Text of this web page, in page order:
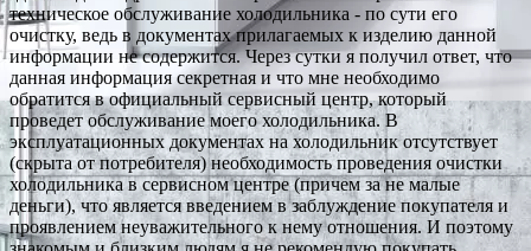
техническое обслуживание холодильника - по сути его
очистку, ведь в документах прилагаемых к изделию данной
информации не содержится. Через сутки я получил ответ, что
данная информация секретная и что мне необходимо
обратится в официальный сервисный центр, который
проведет обслуживание моего холодильника. В
эксплуатационных документах на холодильник отсутствует
(скрыта от потребителя) необходимость проведения очистки
холодильника в сервисном центре (причем за не малые
деньги), что является введением в заблуждение покупателя и
проявлением неуважительного к нему отношения. И поэтому